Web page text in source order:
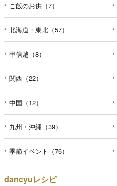
ご飯のお供（7）
北海道・東北（57）
甲信越（8）
関西（22）
中国（12）
九州・沖縄（39）
季節イベント（76）
dancyuレシピ